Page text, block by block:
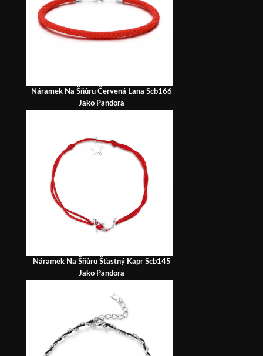
Náramek Na Šňůru Červená Lana Scb166
Jako Pandora
Náramek Na Šňůru Šťastný Kapr Scb145
Jako Pandora